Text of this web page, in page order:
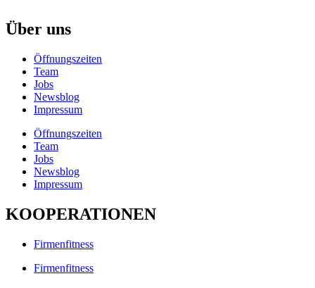
Über uns
Öffnungszeiten
Team
Jobs
Newsblog
Impressum
Öffnungszeiten
Team
Jobs
Newsblog
Impressum
KOOPERATIONEN
Firmenfitness
Firmenfitness